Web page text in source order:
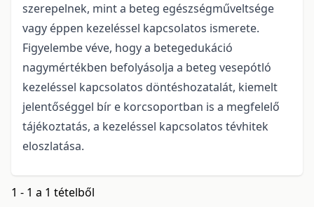
szerepelnek, mint a beteg egészségműveltsége
vagy éppen kezeléssel kapcsolatos ismerete.
Figyelembe véve, hogy a betegedukáció
nagymértékben befolyásolja a beteg vesepótló
kezeléssel kapcsolatos döntéshozatalát, kiemelt
jelentőséggel bír e korcsoportban is a megfelelő
tájékoztatás, a kezeléssel kapcsolatos tévhitek
eloszlatása.
1 - 1 a 1 tételből